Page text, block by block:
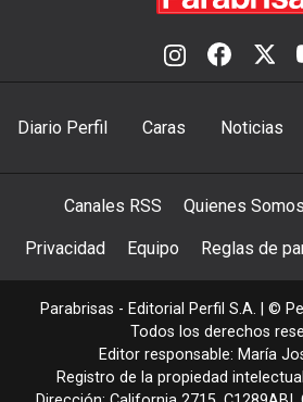
Diario Perfil Caras Noticias
Canales RSS Quienes Somos
Privacidad Equipo Reglas de
Parabrisas - Editorial Perfil S.A. | ©
Todos los derechos
Editor responsable: María
Registro de la propiedad